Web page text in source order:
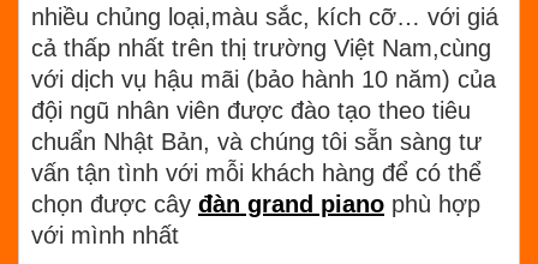
nhiều chủng loại,màu sắc, kích cỡ… với giá
cả thấp nhất trên thị trường Việt Nam,cùng
với dịch vụ hậu mãi (bảo hành 10 năm) của
đội ngũ nhân viên được đào tạo theo tiêu
chuẩn Nhật Bản, và chúng tôi sẵn sàng tư
vấn tận tình với mỗi khách hàng để có thể
chọn được cây đàn grand piano phù hợp
với mình nhất